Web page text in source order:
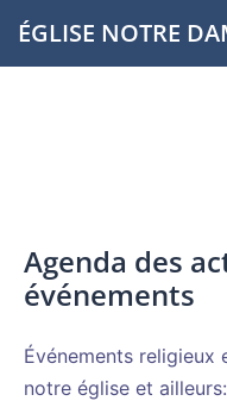
Aller
auÉGLISE NOTRE
Agenda des
événements
Événements religieux
notre église et ailleurs: